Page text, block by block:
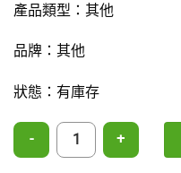
產品類型：其他
品牌：其他
狀態：有庫存
彎頭霧化噴頭 數量